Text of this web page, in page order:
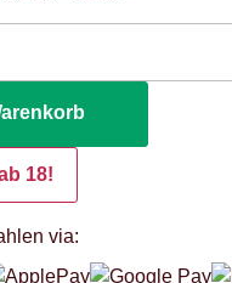
18!
via: